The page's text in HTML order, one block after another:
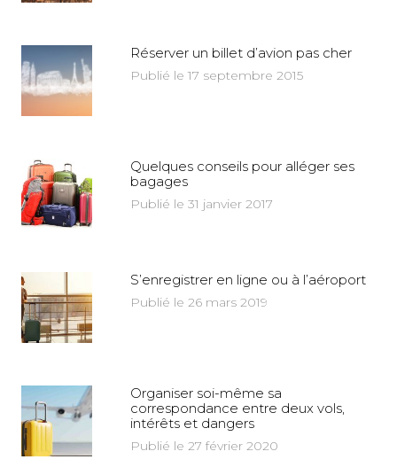
Réserver un billet d’avion pas cher
Publié le 17 septembre 2015
Quelques conseils pour alléger ses
bagages
Publié le 31 janvier 2017
S’enregistrer en ligne ou à l’aéroport
Publié le 26 mars 2019
Organiser soi-même sa
correspondance entre deux vols,
intérêts et dangers
Publié le 27 février 2020